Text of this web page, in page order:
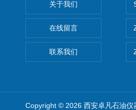
关于我们
在线留言
联系我们
Copyright © 2026 西安卓凡石油仪